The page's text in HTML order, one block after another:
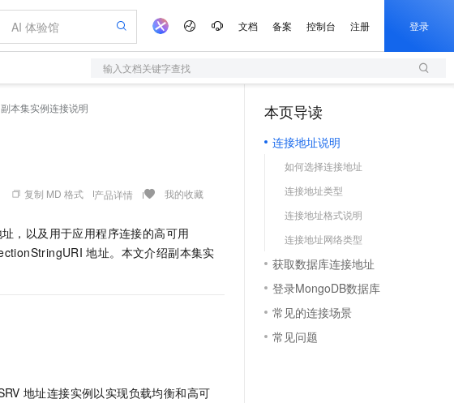
文档 备案 控制台 注册 登录
输入文档关键字查找
副本集实例连接说明
复制 MD 格式 产品详情 我的收藏
，以及用于应用程序连接的高可用
地址。本文介绍副本集实
地址连接实例以实现负载均衡和高可
本页导读
连接地址说明
如何选择连接地址
连接地址类型
连接地址格式说明
连接地址网络类型
获取数据库连接地址
登录MongoDB数据库
常见的连接场景
常见问题
大模型服务平台百炼
HappyHorse-1.1-T2V
语音识别与合成
全托管，含MySQL、PostgreSQL、SQL Server、MariaDB多引擎
Qoder
面向真实软件的智能体编程平台
轻量应用服务器
数字证书管理服务（原SSL证书）
实现全站HTTPS，呈现可信的WEB访问
大数据开发治理平台 DataWorks
轻松解锁专属 DeepSeek-V4-Pro
5 分钟轻松部署专属 QwenPaw
一句话生成原生可编辑精美 PPT 文稿
输入一句话想法, 轻松生成专业的 PPT
一键部署幻兽帕鲁游戏服务器
一键购买专属联机服务器，轻松开启游戏
漫剧工坊：一站式动画创作平台
快速生产连贯的高质量长漫剧
10 分钟搭建微信、支付宝小程序
高效部署网站，快速应用到小程序
夜间低至2折
享
AI 场景体验
从图文生成到视频创作，一键激活电商全链路生产力
AI 广告创作
图文、视频一站生成，高效打造优质广告素材
AI智能应用，一键激活高效办公新体验
AI 活动
AI 生产力先锋
先锋实践拓展 AI 生产力的边界
飞天发布时刻
所见，即是所愿
从基础到进阶，Agent 创客手把手教你
创新加速
覆盖90%+业务场景，专享组合折扣价
配置报价器
阿里云 OPC 创新助力计划
Token 补贴，五大权
益加速 OPC 成功
基础软件
JAVA
Red Hat
专业服务
代维服务
产品伙伴合作计划
云网络合作计划
服务伙伴合作计划
Al MaaS 服务伙伴赋能合作
伙伴信用分合作计划
更多支持
合作伙伴培训与认证
查询合作伙伴
登录合作伙伴管理后台
阿里云认证
信息公告
官网公告
开发者社区
我要反馈
我要建议
我要投诉
市场活动
魔搭 ModelScope
加入我们